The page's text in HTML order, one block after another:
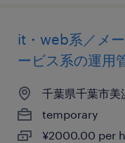
it・web系／メ
ービス系の運用
千葉県千葉市美
temporary
¥2000.00 per